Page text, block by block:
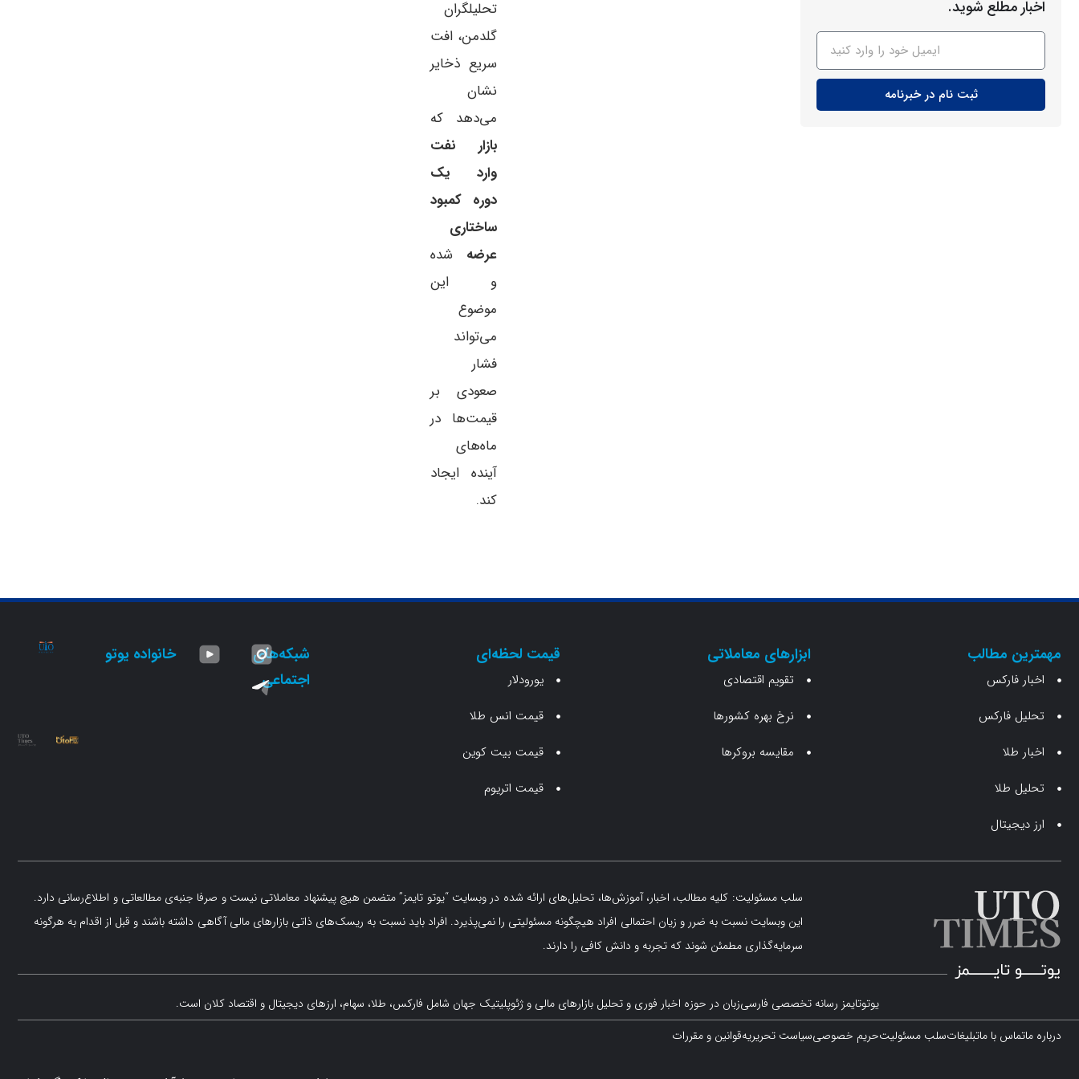
اخبار مطلع شوید.
ثبت نام در خبرنامه
تحلیلگران
گلدمن، افت
سریع ذخایر
نشان
می‌دهد که
بازار نفت
وارد یک
دوره کمبود
ساختاری
عرضه شده
و این
موضوع
می‌تواند
فشار
صعودی بر
قیمت‌ها در
ماه‌های
آینده ایجاد
کند.
مهمترین مطالب
اخبار فارکس
تحلیل فارکس
اخبار طلا
تحلیل طلا
ارز دیجیتال
ابزارهای معاملاتی
تقویم اقتصادی
نرخ بهره کشورها
مقایسه بروکرها
قیمت لحظه‌ای
یورودلار
قیمت انس طلا
قیمت بیت کوین
قیمت اتریوم
شبکه‌های
اجتماعی
خانواده یوتو
سلب مسئولیت: کلیه مطالب، اخبار، آموزش‌ها، تحلیل‌های ارائه شده در وبسایت “یوتو تایمز” متضمن هیچ پیشنهاد معاملاتی نیست و صرفا جنبه‌ی مطالعاتی و اطلاع‌رسانی دارد.
این وبسایت نسبت به ضرر و زیان احتمالی افراد هیچگونه مسئولیتی را نمی‌پذیرد. افراد باید نسبت به ریسک‌های ذاتی بازارهای مالی آگاهی داشته باشند و قبل از اقدام به هرگونه
سرمایه‌گذاری مطمئن شوند که تجربه و دانش کافی را دارند.
یوتوتایمز رسانه تخصصی فارسی‌زبان در حوزه اخبار فوری و تحلیل بازارهای مالی و ژئوپلیتیک جهان شامل فارکس، طلا، سهام، ارزهای دیجیتال و اقتصاد کلان است.
درباره ماتماس با ماتبلیغاتسلب مسئولیتحریم خصوصیسیاست تحریریهقوانین و مقررات